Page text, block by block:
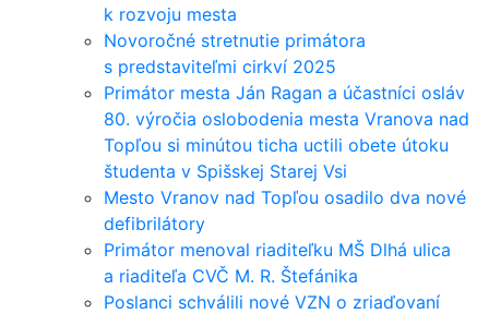
k rozvoju mesta
Novoročné stretnutie primátora
s predstaviteľmi cirkví 2025
Primátor mesta Ján Ragan a účastníci osláv
80. výročia oslobodenia mesta Vranova nad
Topľou si minútou ticha uctili obete útoku
študenta v Spišskej Starej Vsi
Mesto Vranov nad Topľou osadilo dva nové
defibrilátory
Primátor menoval riaditeľku MŠ Dlhá ulica
a riaditeľa CVČ M. R. Štefánika
Poslanci schválili nové VZN o zriaďovaní